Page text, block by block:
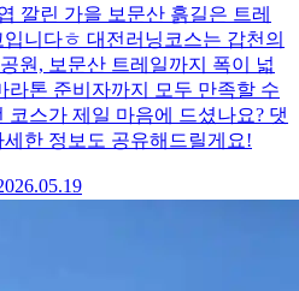
깔린 가을 보문산 흙길은 트레
니다ㅎ 대전러닝코스는 갑천의
원, 보문산 트레일까지 폭이 넓
톤 준비자까지 모두 만족할 수
코스가 제일 마음에 드셨나요? 댓
한 정보도 공유해드릴게요!